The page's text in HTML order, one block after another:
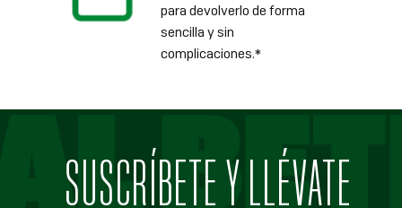
para devolverlo de forma
sencilla y sin
complicaciones.*
SUSCRÍBETE Y LLÉVATE